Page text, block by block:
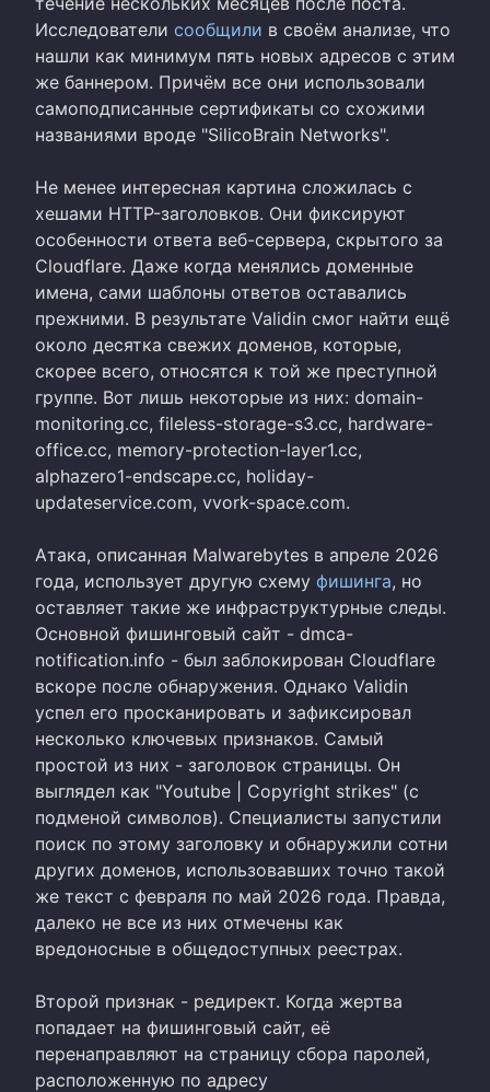
Исследователи сообщили в своём анализе, что
нашли как минимум пять новых адресов с этим
же баннером. Причём все они использовали
самоподписанные сертификаты со схожими
названиями вроде "SilicoBrain Networks".
Не менее интересная картина сложилась с
хешами HTTP-заголовков. Они фиксируют
особенности ответа веб-сервера, скрытого за
Cloudflare. Даже когда менялись доменные
имена, сами шаблоны ответов оставались
прежними. В результате Validin смог найти ещё
около десятка свежих доменов, которые,
скорее всего, относятся к той же преступной
группе. Вот лишь некоторые из них: domain-
monitoring.cc, fileless-storage-s3.cc, hardware-
office.cc, memory-protection-layer1.cc,
alphazero1-endscape.cc, holiday-
updateservice.com, vvork-space.com.
Атака, описанная Malwarebytes в апреле 2026
года, использует другую схему фишинга, но
оставляет такие же инфраструктурные следы.
Основной фишинговый сайт - dmca-
notification.info - был заблокирован Cloudflare
вскоре после обнаружения. Однако Validin
успел его просканировать и зафиксировал
несколько ключевых признаков. Самый
простой из них - заголовок страницы. Он
выглядел как "Youtube | Copyright strikes" (с
подменой символов). Специалисты запустили
поиск по этому заголовку и обнаружили сотни
других доменов, использовавших точно такой
же текст с февраля по май 2026 года. Правда,
далеко не все из них отмечены как
вредоносные в общедоступных реестрах.
Второй признак - редирект. Когда жертва
попадает на фишинговый сайт, её
перенаправляют на страницу сбора паролей,
расположенную по адресу